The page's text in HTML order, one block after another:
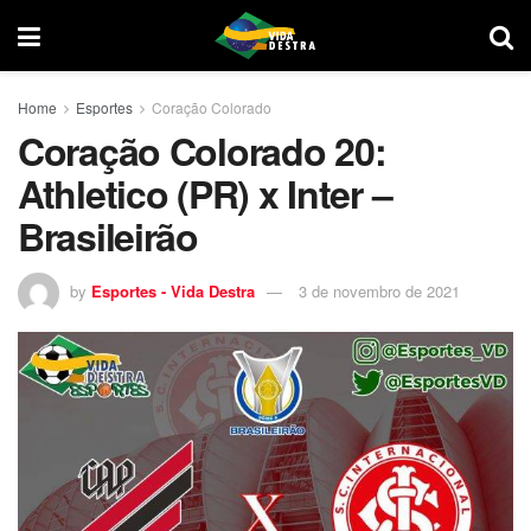
Home Esportes Coração Colorado
Coração Colorado 20:
Athletico (PR) x Inter –
Brasileirão
by Esportes - Vida Destra 3 de novembro de 2021